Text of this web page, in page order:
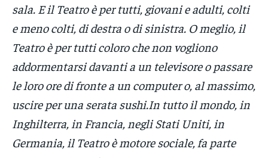
sala. E il Teatro è per tutti, giovani e adulti, colti
e meno colti, di destra o di sinistra. O meglio, il
Teatro è per tutti coloro che non vogliono
addormentarsi davanti a un televisore o passare
le loro ore di fronte a un computer o, al massimo,
uscire per una serata sushi.In tutto il mondo, in
Inghilterra, in Francia, negli Stati Uniti, in
Germania, il Teatro è motore sociale, fa parte